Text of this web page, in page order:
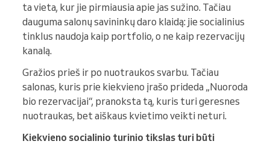
ta vieta, kur jie pirmiausia apie jas sužino. Tačiau
dauguma salonų savininkų daro klaidą: jie socialinius
tinklus naudoja kaip portfolio, o ne kaip rezervacijų
kanalą.
Gražios prieš ir po nuotraukos svarbu. Tačiau
salonas, kuris prie kiekvieno įrašo prideda „Nuoroda
bio rezervacijai“, pranoksta tą, kuris turi geresnes
nuotraukas, bet aiškaus kvietimo veikti neturi.
Kiekvieno socialinio turinio tikslas turi būti